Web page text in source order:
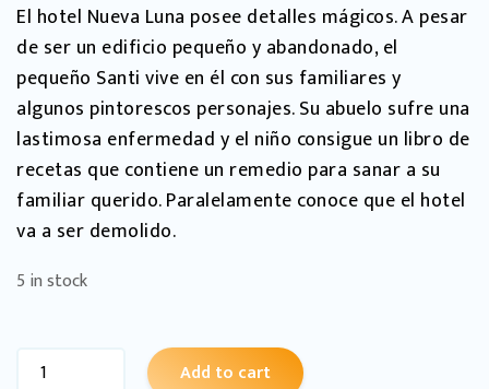
El hotel Nueva Luna posee detalles mágicos. A pesar
de ser un edificio pequeño y abandonado, el
pequeño Santi vive en él con sus familiares y
algunos pintorescos personajes. Su abuelo sufre una
lastimosa enfermedad y el niño consigue un libro de
recetas que contiene un remedio para sanar a su
familiar querido. Paralelamente conoce que el hotel
va a ser demolido.
5 in stock
Add to cart